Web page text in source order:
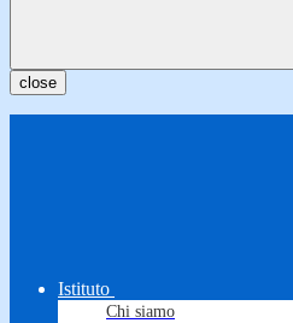
close
Istituto
Chi siamo